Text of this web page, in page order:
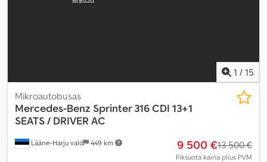
1 / 15
Lääne-Harju vald 449 km
Mikroautobusas
Mercedes-Benz Sprinter 316 CDI 13+1
SEATS / DRIVER AC
9 500 €13 500 €
Fiksuota kaina plius PVM